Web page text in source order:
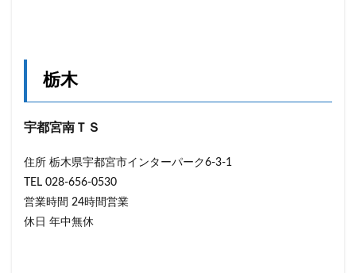
栃木
宇都宮南ＴＳ
住所 栃木県宇都宮市インターパーク6-3-1
TEL 028-656-0530
営業時間 24時間営業
休日 年中無休